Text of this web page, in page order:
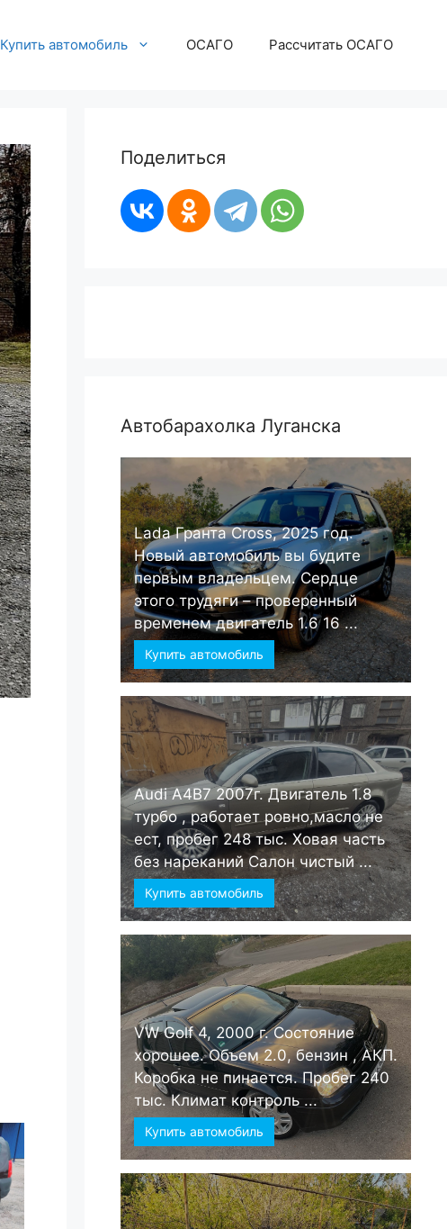
Купить автомобиль ОСАГО Рассчитать ОСАГО
Поделиться
Автобарахолка Луганска
Lada Гранта Cross, 2025 год.
Новый автомобиль вы будите
первым владельцем. Сердце
этого трудяги – проверенный
временем двигатель 1.6 16 ...
Купить автомобиль
Audi А4B7 2007г. Двигатель 1.8
турбо , работает ровно,масло не
ест, пробег 248 тыс. Ховая часть
без нареканий Салон чистый ...
Купить автомобиль
VW Golf 4, 2000 г. Состояние
хорошее. Объем 2.0, бензин , АКП.
Коробка не пинается. Пробег 240
тыс. Климат контроль ...
Купить автомобиль